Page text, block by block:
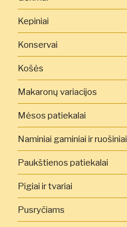
Kepiniai
Konservai
Košės
Makaronų variacijos
Mėsos patiekalai
Naminiai gaminiai ir ruošiniai
Paukštienos patiekalai
Pigiai ir tvariai
Pusryčiams